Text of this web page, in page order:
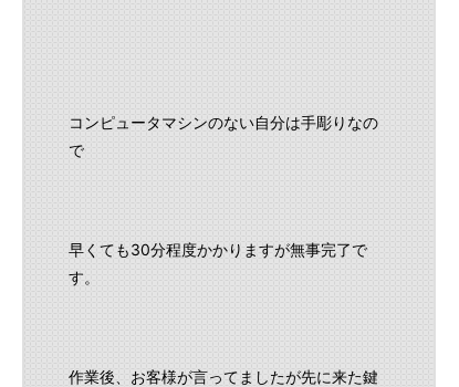
コンピュータマシンのない自分は手彫りなの
で
早くても30分程度かかりますが無事完了で
す。
作業後、お客様が言ってましたが先に来た鍵